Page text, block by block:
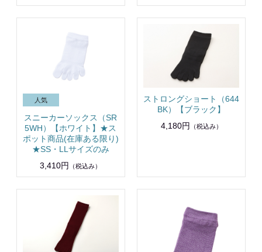
スニーカーソックス（SR
5WH）【ホワイト】★ス
ポット商品(在庫ある限り)
★SS・LLサイズのみ
3,410円
（税込み）
ストロングショート（644
BK）【ブラック】
4,180円
（税込み）